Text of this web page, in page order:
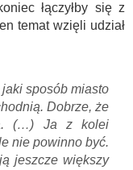
łączyłby się z
temat wzięli udział
sposób miasto
Dobrze, że
(…) Ja z kolei
nie powinno być.
jeszcze większy